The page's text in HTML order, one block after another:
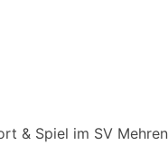
& Spiel im SV Mehren